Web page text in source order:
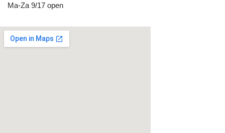
Ma-Za 9/17 open